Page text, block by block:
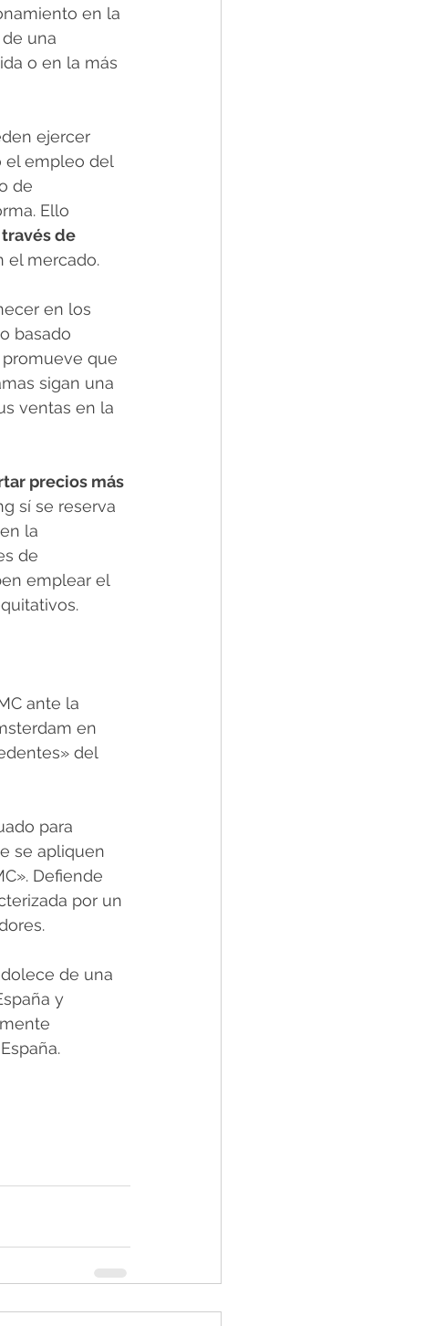
en la
una
o en la más
ejercer
el empleo del
de
Ello
de
el mercado.
en los
basado
que
sigan una
ventas en la
precios más
sí se reserva
la
de
emplear el
ante la
en
del
para
se apliquen
Defiende
por un
de una
y